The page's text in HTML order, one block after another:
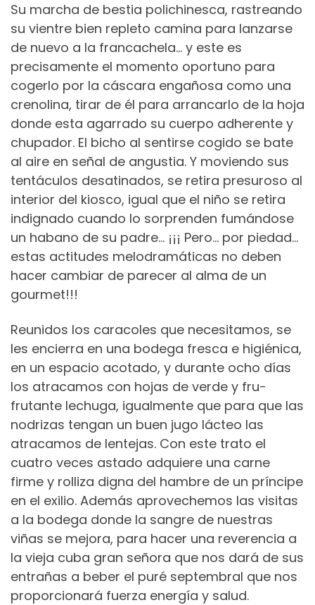
Su marcha de bestia polichinesca, rastreando
su vientre bien repleto camina para lanzarse
de nuevo a la francachela… y este es
precisamente el momento oportuno para
cogerlo por la cáscara engañosa como una
crenolina, tirar de él para arrancarlo de la hoja
donde esta agarrado su cuerpo adherente y
chupador. El bicho al sentirse cogido se bate
al aire en señal de angustia. Y moviendo sus
tentáculos desatinados, se retira presuroso al
interior del kiosco, igual que el niño se retira
indignado cuando lo sorprenden fumándose
un habano de su padre… ¡¡¡ Pero… por piedad…
estas actitudes melodramáticas no deben
hacer cambiar de parecer al alma de un
gourmet!!!
Reunidos los caracoles que necesitamos, se
les encierra en una bodega fresca e higiénica,
en un espacio acotado, y durante ocho días
los atracamos con hojas de verde y fru-
frutante lechuga, igualmente que para que las
nodrizas tengan un buen jugo lácteo las
atracamos de lentejas. Con este trato el
cuatro veces astado adquiere una carne
firme y rolliza digna del hambre de un príncipe
en el exilio. Además aprovechemos las visitas
a la bodega donde la sangre de nuestras
viñas se mejora, para hacer una reverencia a
la vieja cuba gran señora que nos dará de sus
entrañas a beber el puré septembral que nos
proporcionará fuerza energía y salud.